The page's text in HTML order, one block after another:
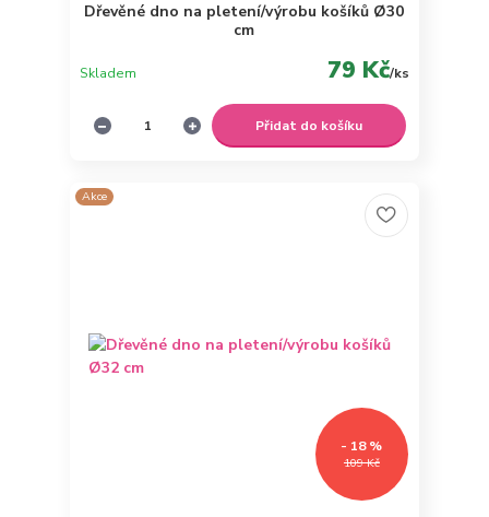
Dřevěné dno na pletení/výrobu košíků Ø30
cm
79 Kč/ks
Skladem
Přidat do košíku
Akce
109 Kč
- 18 %